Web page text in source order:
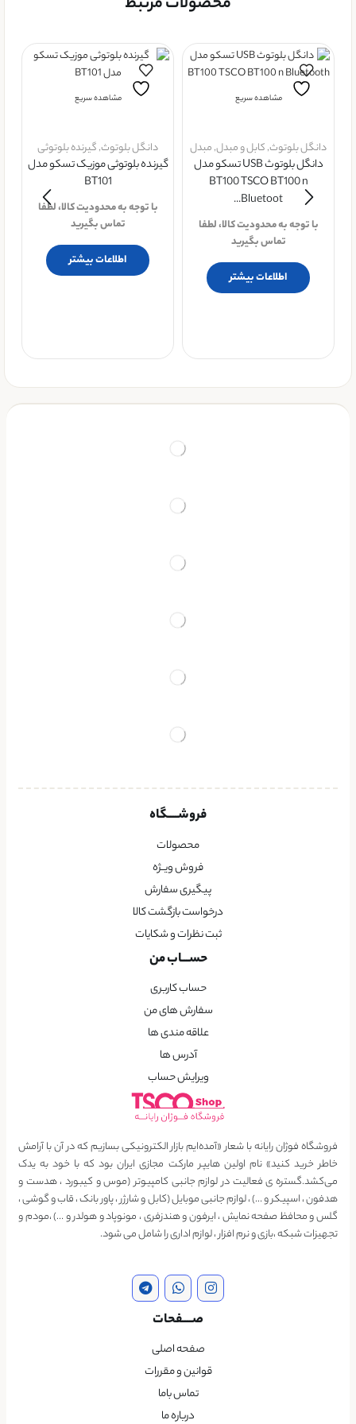
مشاهده سریع
دانگل بلوتوث,کابل و مبدل,مبدل
دانگل بلوتوث USB تسکو مدل
BT100 TSCO BT100 n
Bluetoot...
با توجه به محدودیت کالا، لطفا
تماس بگیرید
اطلاعات بیشتر
مشاهده سریع
دانگل بلوتوث,گیرنده بلوتوثی
گیرنده بلوتوثی موزیک تسکو مدل
BT101
با توجه به محدودیت کالا، لطفا
تماس بگیرید
اطلاعات بیشتر
فروشــــگاه
محصولات
فروش ویــژه
پیگیری سفارش
درخواست بازگشت کالا
ثبت نظرات و شکایات
حســـاب من
حساب کاربری
سفارش های من
علاقه مندی ها
آدرس ها
ویرایش حساب
فروشگاه فوژان رایانه با شعار «آمده‌ایم بازار الکترونیکی بسازیم که در آن با آرامش
خاطر خرید کنید» نام اولین هایپر مارکت مجازی ایران بود که با خود به یدک
می‌کشد.گستره ی فعالیت در لوازم جانبی کامپیوتر (موس و کیبورد ، هدست و
هدفون ، اسپیکر و …) ، لوازم جانبی موبایل (کابل و شارژر ، پاور بانک ، قاب و گوشی ،
گلس و محافظ صفحه نمایش ، ایرفون و هندزفری ، مونوپاد و هولدر و …) ،مودم و
تجهیزات شبکه ،بازی و نرم افزار ، لوازم اداری را شامل می شود.
صــــفحات
صفحه اصلی
قوانین و مقررات
تماس باما
درباره ما